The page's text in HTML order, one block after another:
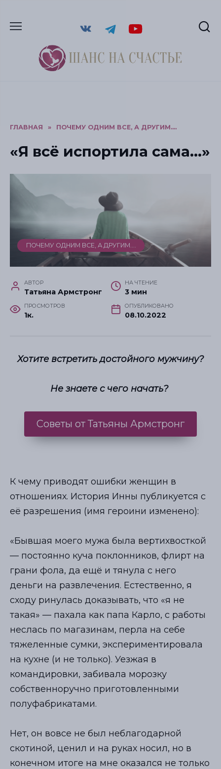
ГЛАВНАЯ » ПОЧЕМУ ОДНИМ ВСЕ, А ДРУГИМ....
«Я всё испортила сама…»
ПОЧЕМУ ОДНИМ ВСЕ, А ДРУГИМ....
АВТОР
Татьяна Армстронг
НА ЧТЕНИЕ
3 мин
ПРОСМОТРОВ
1к.
ОПУБЛИКОВАНО
08.10.2022
Хотите встретить достойного мужчину?
Не знаете с чего начать?
Советы от Татьяны Армстронг
К чему приводят ошибки женщин в
отношениях. История Инны публикуется с
её разрешения (имя героини изменено):
«Бывшая моего мужа была вертихвосткой
— постоянно куча поклонников, флирт на
грани фола, да ещё и тянула с него
деньги на развлечения. Естественно, я
сходу ринулась доказывать, что «я не
такая» — пахала как папа Карло, с работы
неслась по магазинам, перла на себе
тяжеленные сумки, экспериментировала
на кухне (и не только). Уезжая в
командировки, забивала морозку
собственноручно приготовленными
полуфабрикатами.
Нет, он вовсе не был неблагодарной
скотиной, ценил и на руках носил, но в
конечном итоге на мне оказался не только